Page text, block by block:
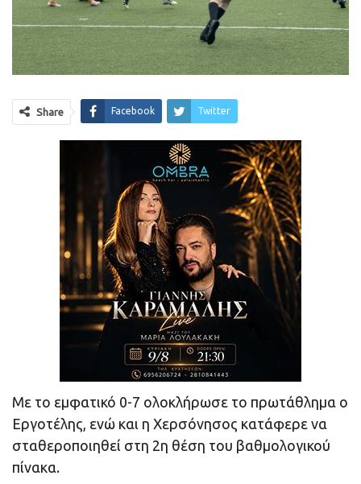
Share Facebook Twitter
Με το εμφατικό 0-7 ολοκλήρωσε το πρωτάθλημα ο
Εργοτέλης, ενώ και η Χερσόνησος κατάφερε να
σταθεροποιηθεί στη 2η θέση του βαθμολογικού
πίνακα.